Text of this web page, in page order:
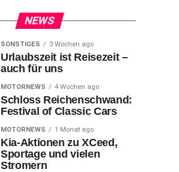
NEWS
SONSTIGES 3 Wochen ago
Urlaubszeit ist Reisezeit –
auch für uns
MOTORNEWS 4 Wochen ago
Schloss Reichenschwand:
Festival of Classic Cars
MOTORNEWS 1 Monat ago
Kia-Aktionen zu XCeed,
Sportage und vielen
Stromern